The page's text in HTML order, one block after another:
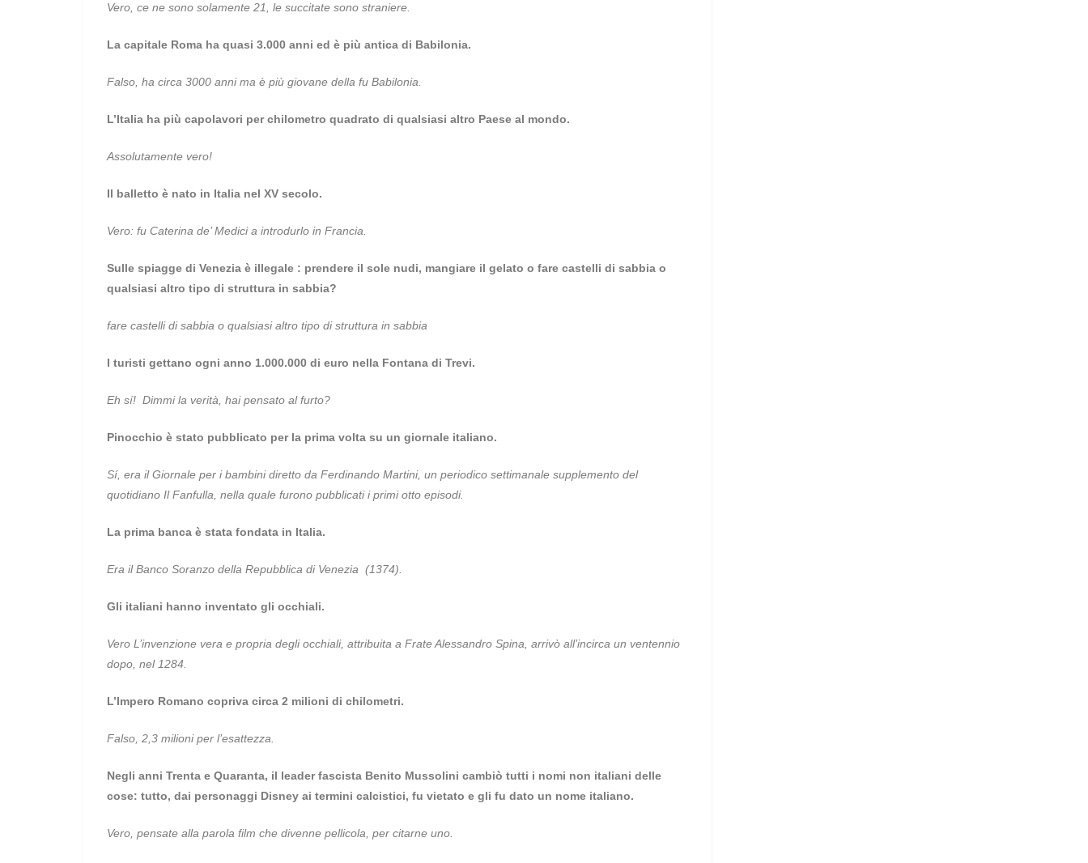
Vero, ce ne sono solamente 21, le succitate sono straniere.
La capitale Roma ha quasi 3.000 anni ed è più antica di Babilonia.
Falso, ha circa 3000 anni ma è più giovane della fu Babilonia.
L’Italia ha più capolavori per chilometro quadrato di qualsiasi altro Paese al mondo.
Assolutamente vero!
Il balletto è nato in Italia nel XV secolo.
Vero: fu Caterina de’ Medici a introdurlo in Francia.
Sulle spiagge di Venezia è illegale : prendere il sole nudi, mangiare il gelato o fare castelli di sabbia o
qualsiasi altro tipo di struttura in sabbia?
fare castelli di sabbia o qualsiasi altro tipo di struttura in sabbia
I turisti gettano ogni anno 1.000.000 di euro nella Fontana di Trevi.
Eh sí! Dimmi la verità, hai pensato al furto?
Pinocchio è stato pubblicato per la prima volta su un giornale italiano.
Sí, era il Giornale per i bambini diretto da Ferdinando Martini, un periodico settimanale supplemento del
quotidiano Il Fanfulla, nella quale furono pubblicati i primi otto episodi.
La prima banca è stata fondata in Italia.
Era il Banco Soranzo della Repubblica di Venezia (1374).
Gli italiani hanno inventato gli occhiali.
Vero L’invenzione vera e propria degli occhiali, attribuita a Frate Alessandro Spina, arrivò all’incirca un ventennio
dopo, nel 1284.
L’Impero Romano copriva circa 2 milioni di chilometri.
Falso, 2,3 milioni per l’esattezza.
Negli anni Trenta e Quaranta, il leader fascista Benito Mussolini cambiò tutti i nomi non italiani delle
cose: tutto, dai personaggi Disney ai termini calcistici, fu vietato e gli fu dato un nome italiano.
Vero, pensate alla parola film che divenne pellicola, per citarne uno.